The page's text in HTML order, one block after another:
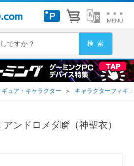
ギュア・キャラクター ＞ キャラクターフィギ
ンドロメダ瞬（神聖衣）